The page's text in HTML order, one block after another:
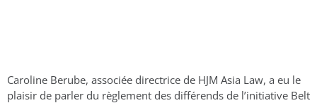
Caroline Berube, associée directrice de HJM Asia Law, a eu le
plaisir de parler du règlement des différends de l’initiative Belt